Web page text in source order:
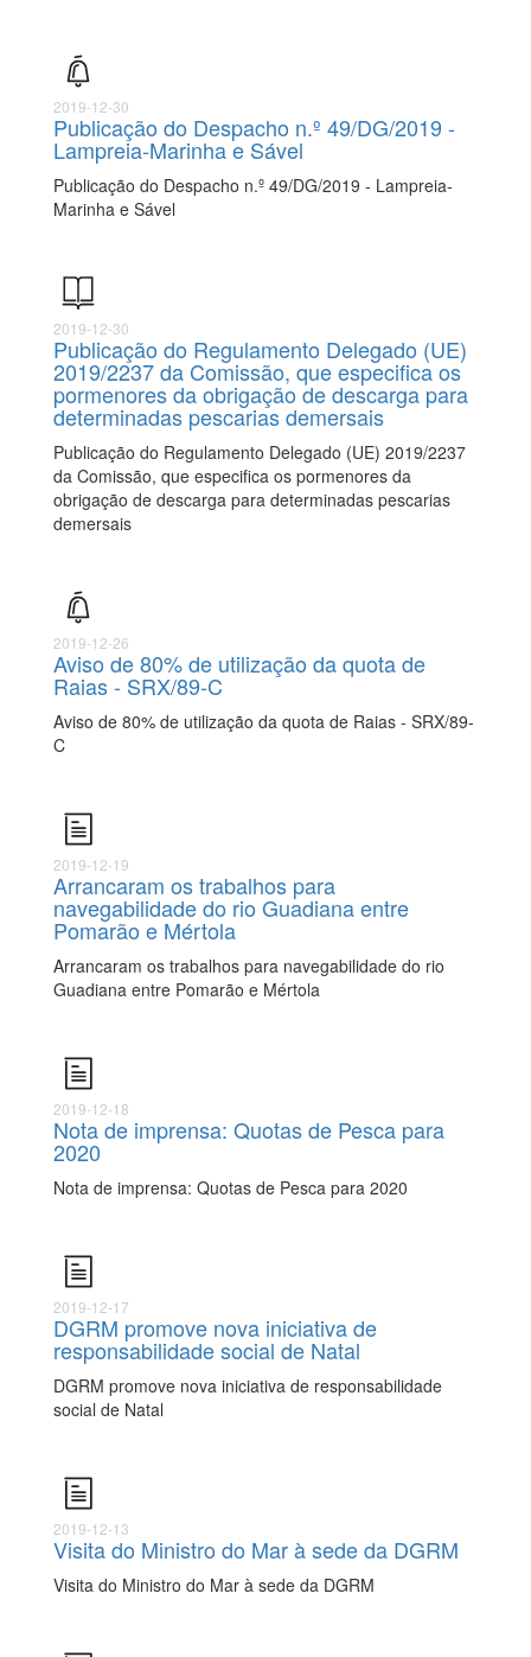
2019-12-30
Publicação do Despacho n.º 49/DG/2019 -
Lampreia-Marinha e Sável
Publicação do Despacho n.º 49/DG/2019 - Lampreia-
Marinha e Sável
2019-12-30
Publicação do Regulamento Delegado (UE)
2019/2237 da Comissão, que especifica os
pormenores da obrigação de descarga para
determinadas pescarias demersais
Publicação do Regulamento Delegado (UE) 2019/2237
da Comissão, que especifica os pormenores da
obrigação de descarga para determinadas pescarias
demersais
2019-12-26
Aviso de 80% de utilização da quota de
Raias - SRX/89-C
Aviso de 80% de utilização da quota de Raias - SRX/89-
C
2019-12-19
Arrancaram os trabalhos para
navegabilidade do rio Guadiana entre
Pomarão e Mértola
Arrancaram os trabalhos para navegabilidade do rio
Guadiana entre Pomarão e Mértola
2019-12-18
Nota de imprensa: Quotas de Pesca para
2020
Nota de imprensa: Quotas de Pesca para 2020
2019-12-17
DGRM promove nova iniciativa de
responsabilidade social de Natal
DGRM promove nova iniciativa de responsabilidade
social de Natal
2019-12-13
Visita do Ministro do Mar à sede da DGRM
Visita do Ministro do Mar à sede da DGRM